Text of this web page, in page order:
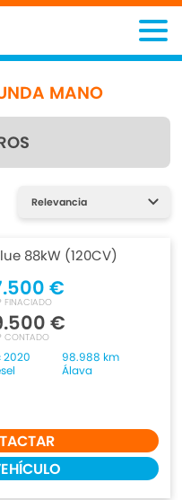
MANO
88kW (120CV)
€
FINACIADO
€
CONTADO
2020
98.988 km
Álava